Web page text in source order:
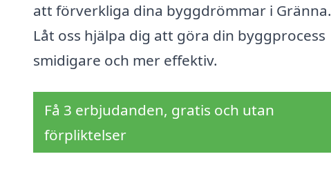
att förverkliga dina byggdrömmar i Gränna.
Låt oss hjälpa dig att göra din byggprocess
smidigare och mer effektiv.
Få 3 erbjudanden, gratis och utan
förpliktelser